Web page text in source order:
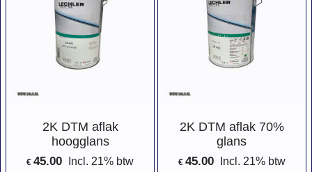
2K DTM aflak
hoogglans
€ 45.00
Incl. 21% btw
2K DTM aflak 70%
glans
€ 45.00
Incl. 21% btw